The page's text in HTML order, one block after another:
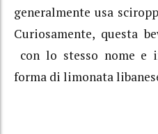
generalmente usa
Curiosamente, questa
con lo stesso nome e
forma di limonata